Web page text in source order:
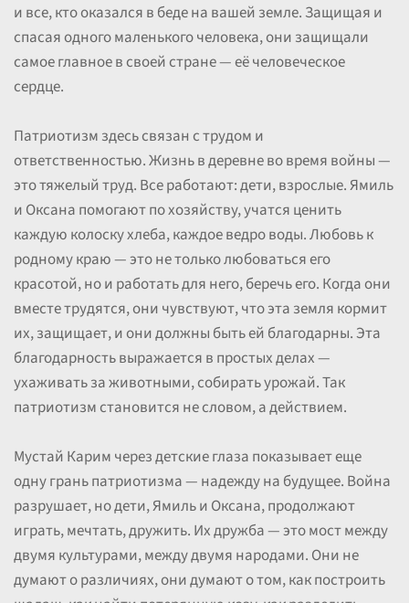
и все, кто оказался в беде на вашей земле. Защищая и
спасая одного маленького человека, они защищали
самое главное в своей стране — её человеческое
сердце.
Патриотизм здесь связан с трудом и
ответственностью. Жизнь в деревне во время войны —
это тяжелый труд. Все работают: дети, взрослые. Ямиль
и Оксана помогают по хозяйству, учатся ценить
каждую колоску хлеба, каждое ведро воды. Любовь к
родному краю — это не только любоваться его
красотой, но и работать для него, беречь его. Когда они
вместе трудятся, они чувствуют, что эта земля кормит
их, защищает, и они должны быть ей благодарны. Эта
благодарность выражается в простых делах —
ухаживать за животными, собирать урожай. Так
патриотизм становится не словом, а действием.
Мустай Карим через детские глаза показывает еще
одну грань патриотизма — надежду на будущее. Война
разрушает, но дети, Ямиль и Оксана, продолжают
играть, мечтать, дружить. Их дружба — это мост между
двумя культурами, между двумя народами. Они не
думают о различиях, они думают о том, как построить